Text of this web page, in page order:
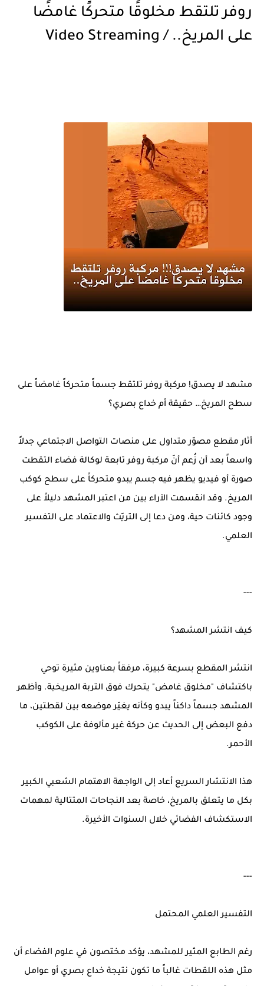
روفر تلتقط مخلوقًا متحركًا غامضًا
على المريخ.. / Video Streaming
مشهد لا يصدق! مركبة روفر تلتقط جسماً متحركاً غامضاً على
سطح المريخ… حقيقة أم خداع بصري؟
أثار مقطع مصوّر متداول على منصات التواصل الاجتماعي جدلاً
واسعاً بعد أن زُعم أنّ مركبة روفر تابعة لوكالة فضاء التقطت
صورة أو فيديو يظهر فيه جسم يبدو متحركاً على سطح كوكب
المريخ. وقد انقسمت الآراء بين من اعتبر المشهد دليلاً على
وجود كائنات حية، ومن دعا إلى التريّث والاعتماد على التفسير
العلمي.
---
كيف انتشر المشهد؟
انتشر المقطع بسرعة كبيرة، مرفقاً بعناوين مثيرة توحي
باكتشاف "مخلوق غامض" يتحرك فوق التربة المريخية. وأظهر
المشهد جسماً داكناً يبدو وكأنه يغيّر موضعه بين لقطتين، ما
دفع البعض إلى الحديث عن حركة غير مألوفة على الكوكب
الأحمر.
هذا الانتشار السريع أعاد إلى الواجهة الاهتمام الشعبي الكبير
بكل ما يتعلق بالمريخ، خاصة بعد النجاحات المتتالية لمهمات
الاستكشاف الفضائي خلال السنوات الأخيرة.
---
التفسير العلمي المحتمل
رغم الطابع المثير للمشهد، يؤكد مختصون في علوم الفضاء أن
مثل هذه اللقطات غالباً ما تكون نتيجة خداع بصري أو عوامل